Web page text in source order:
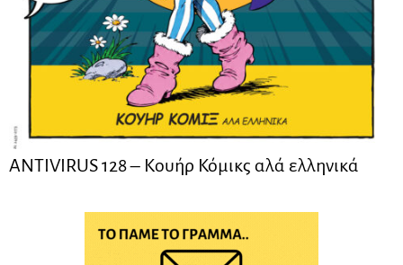
ANTIVIRUS 128 – Kουήρ Κόμικς αλά ελληνικά